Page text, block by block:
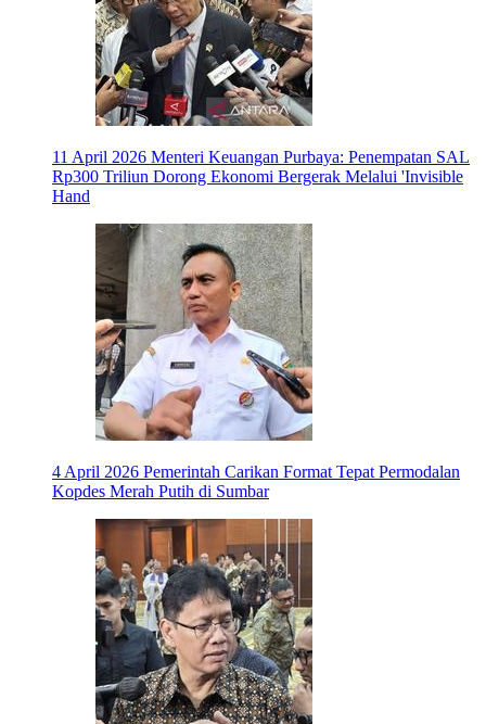
11 April 2026 Menteri Keuangan Purbaya: Penempatan SAL
Rp300 Triliun Dorong Ekonomi Bergerak Melalui 'Invisible
Hand
4 April 2026 Pemerintah Carikan Format Tepat Permodalan
Kopdes Merah Putih di Sumbar